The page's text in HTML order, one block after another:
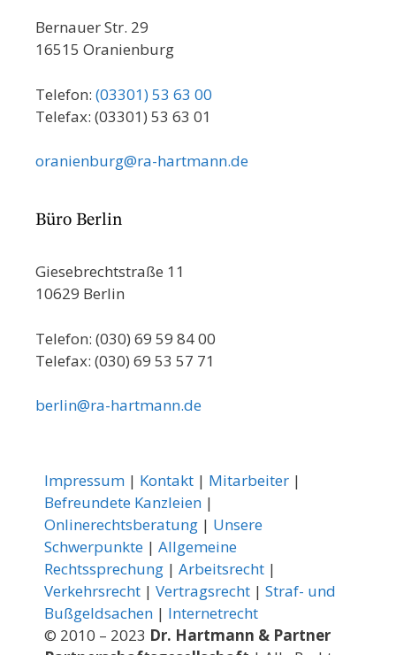
Bernauer Str. 29
16515 Oranienburg
Telefon: (03301) 53 63 00
Telefax: (03301) 53 63 01
oranienburg@ra-hartmann.de
Büro Berlin
Giesebrechtstraße 11
10629 Berlin
Telefon: (030) 69 59 84 00
Telefax: (030) 69 53 57 71
berlin@ra-hartmann.de
Impressum | Kontakt | Mitarbeiter |
Befreundete Kanzleien |
Onlinerechtsberatung | Unsere
Schwerpunkte | Allgemeine
Rechtssprechung | Arbeitsrecht |
Verkehrsrecht | Vertragsrecht | Straf- und
Bußgeldsachen | Internetrecht
© 2010 – 2023 Dr. Hartmann & Partner